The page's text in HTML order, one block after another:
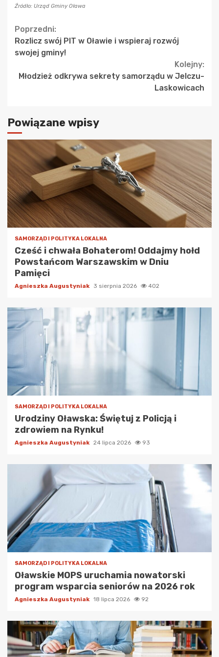
Źródło: Urząd Gminy Oława
Continue
Reading
Poprzedni:
Rozlicz swój PIT w Oławie i wspieraj rozwój
swojej gminy!
Kolejny:
Młodzież odkrywa sekrety samorządu w Jelczu-
Laskowicach
Powiązane wpisy
SAMORZĄD I POLITYKA LOKALNA
Cześć i chwała Bohaterom! Oddajmy hołd
Powstańcom Warszawskim w Dniu
Pamięci
Agnieszka Augustyniak 3 sierpnia 2026 402
SAMORZĄD I POLITYKA LOKALNA
Urodziny Oławska: Świętuj z Policją i
zdrowiem na Rynku!
Agnieszka Augustyniak 24 lipca 2026 93
SAMORZĄD I POLITYKA LOKALNA
Oławskie MOPS uruchamia nowatorski
program wsparcia seniorów na 2026 rok
Agnieszka Augustyniak 18 lipca 2026 92